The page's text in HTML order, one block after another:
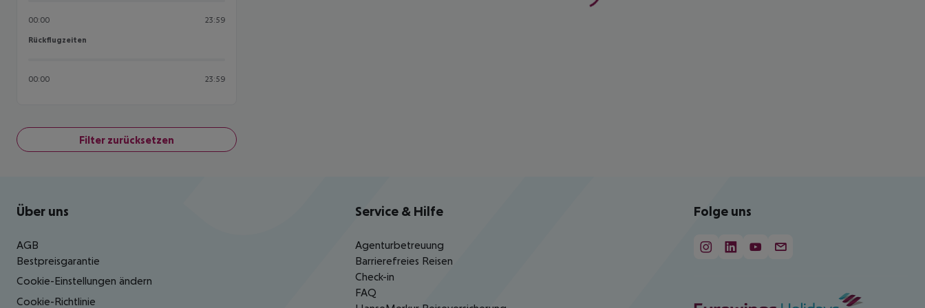
00:00 23:59
Rückflugzeiten
Rückflugzeiten
00:00 23:59
Filter zurücksetzen
Footer navigation
Über uns
AGB
Bestpreisgarantie
Cookie-Einstellungen ändern
Cookie-Richtlinie
Service & Hilfe
Agenturbetreuung
Barrierefreies Reisen
Check-in
FAQ
Folge uns